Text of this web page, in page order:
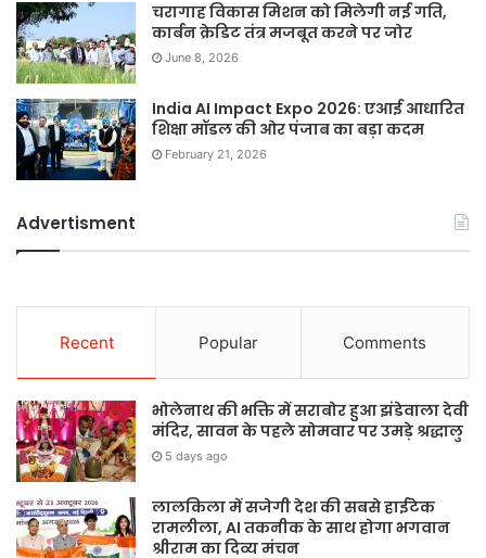
चरागाह विकास मिशन को मिलेगी नई गति,
कार्बन क्रेडिट तंत्र मजबूत करने पर जोर
June 8, 2026
India AI Impact Expo 2026: एआई आधारित
शिक्षा मॉडल की ओर पंजाब का बड़ा कदम
February 21, 2026
Advertisment
Recent Popular Comments
भोलेनाथ की भक्ति में सराबोर हुआ झंडेवाला देवी
मंदिर, सावन के पहले सोमवार पर उमड़े श्रद्धालु
5 days ago
लालकिला में सजेगी देश की सबसे हाईटेक
रामलीला, AI तकनीक के साथ होगा भगवान
श्रीराम का दिव्य मंचन